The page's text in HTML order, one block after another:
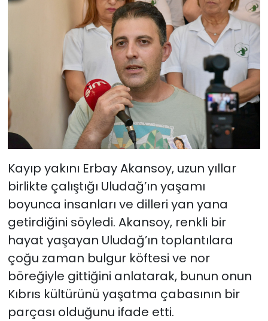
Kayıp yakını Erbay Akansoy, uzun yıllar
birlikte çalıştığı Uludağ’ın yaşamı
boyunca insanları ve dilleri yan yana
getirdiğini söyledi. Akansoy, renkli bir
hayat yaşayan Uludağ’ın toplantılara
çoğu zaman bulgur köftesi ve nor
böreğiyle gittiğini anlatarak, bunun onun
Kıbrıs kültürünü yaşatma çabasının bir
parçası olduğunu ifade etti.